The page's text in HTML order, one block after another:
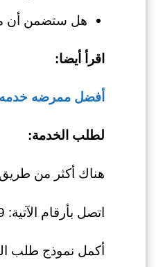
هل ستضمن أن
اقرأ أيضا:
أفضل ممرضه خدمه
لطلب الخدمة:
هناك أكثر من
اتصل بأرقام الآتية: 01287223589 – 01022722283
أكمل نموذج طلب